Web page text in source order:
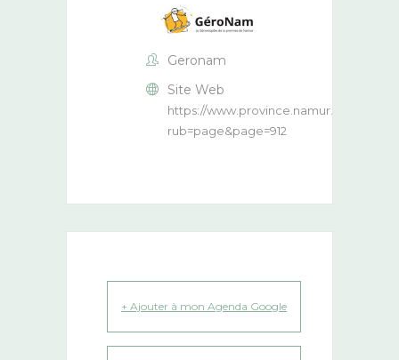
Geronam
Site Web
https://www.province.namur.be/
rub=page&page=912
+ Ajouter à mon Agenda Google